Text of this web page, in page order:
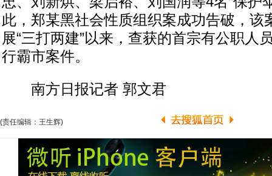
此，郑某黑社会性质组织案成功告破，该
展“三打两建”以来，查获的首宗有公职人
行霸市案件。
南方日报记者 郭文君
(责任编辑：王生辉)